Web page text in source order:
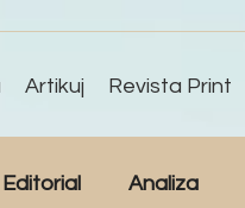
Artikuj Revista Print
Editorial Analiza